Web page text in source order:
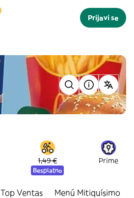
Prijavi se
1,49 €
Besplatno
Prime
Top Ventas Menú Mitiquísimo